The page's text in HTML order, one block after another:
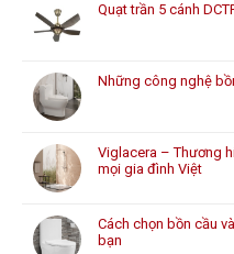
Quạt trần 5 cánh
Những công nghệ
Viglacera – Thương
mọi gia đình Việt
Cách chọn bồn cầu
bạn